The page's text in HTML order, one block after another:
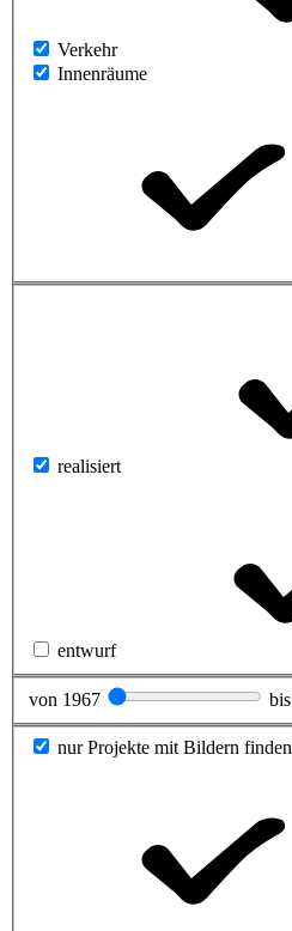
Verkehr
Innenräume
realisiert
entwurf
von 1967 bis
nur Projekte mit Bildern finden